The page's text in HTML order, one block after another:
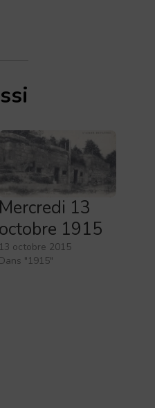
Mercredi 13
octobre 1915
13 octobre 2015
Dans "1915"